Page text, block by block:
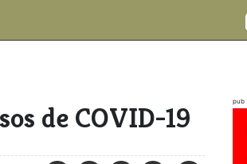
de COVID-19 pub